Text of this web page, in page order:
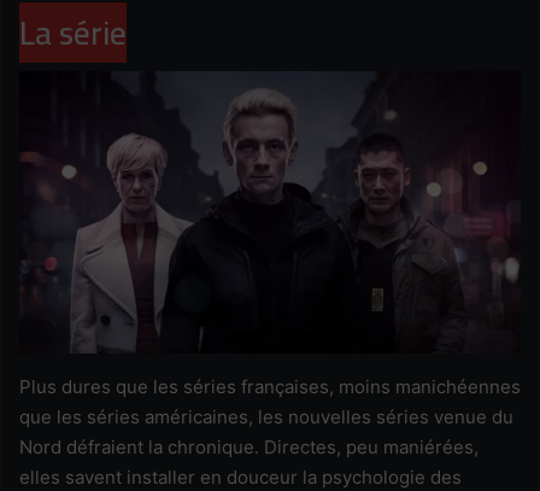
La série
Plus dures que les séries françaises, moins manichéennes
que les séries américaines, les nouvelles séries venue du
Nord défraient la chronique. Directes, peu maniérées,
elles savent installer en douceur la psychologie des